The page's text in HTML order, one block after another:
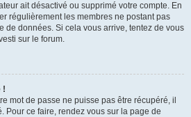
ait désactivé ou supprimé votre compte. En
régulièrement les membres ne postant pas
de données. Si cela vous arrive, tentez de vous
sur le forum.
!
mot de passe ne puisse pas être récupéré, il
Pour ce faire, rendez vous sur la page de